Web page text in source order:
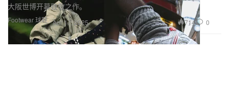
Footwear 球鞋
大阪世博开幕致敬之作。
Apr 17, 2025 714 0